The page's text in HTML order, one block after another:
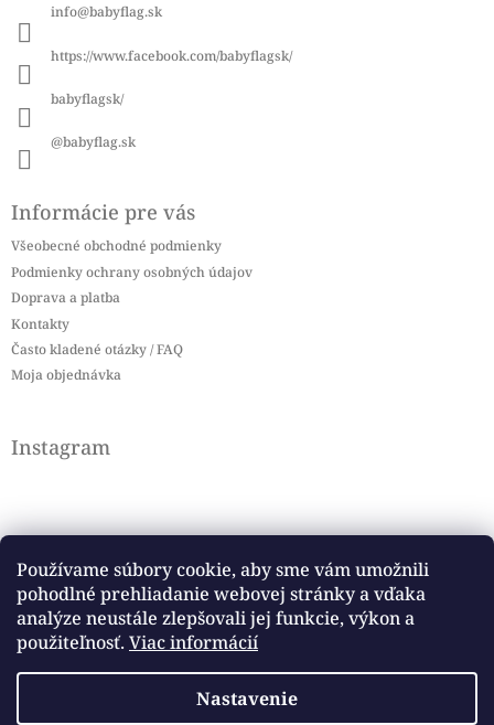
Používame súbory cookie, aby sme vám umožnili
pohodlné prehliadanie webovej stránky a vďaka
analýze neustále zlepšovali jej funkcie, výkon a
použiteľnosť. Viac informácií
Nastavenie
info@babyflag.sk
https://www.facebook.com/babyflagsk/
babyflagsk/
@babyflag.sk
Informácie pre vás
Všeobecné obchodné podmienky
Podmienky ochrany osobných údajov
Doprava a platba
Kontakty
Často kladené otázky / FAQ
Moja objednávka
Instagram
Sledovať na Instagrame
Facebook